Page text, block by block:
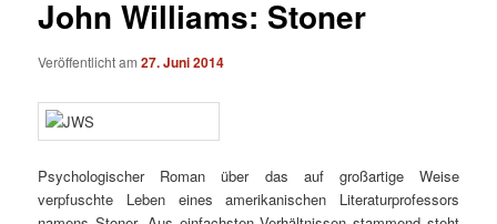
John Williams: Stoner
Veröffentlicht am27. Juni 2014
Psychologischer Roman über das auf großartige Weise
verpfuschte Leben eines amerikanischen Literaturprofessors